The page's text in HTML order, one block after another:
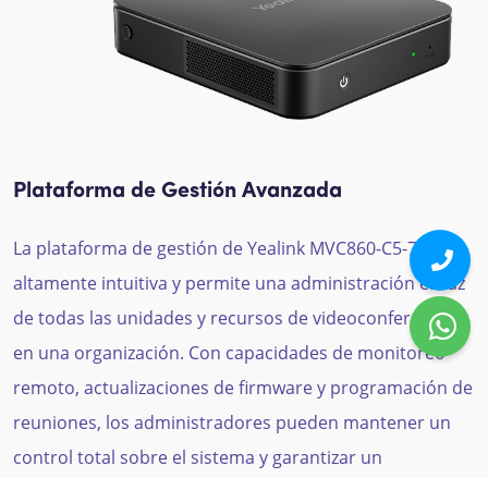
Plataforma de Gestión Avanzada
La plataforma de gestión de Yealink MVC860-C5-713 es
altamente intuitiva y permite una administración eficaz
de todas las unidades y recursos de videoconferencia
en una organización. Con capacidades de monitoreo
remoto, actualizaciones de firmware y programación de
reuniones, los administradores pueden mantener un
control total sobre el sistema y garantizar un